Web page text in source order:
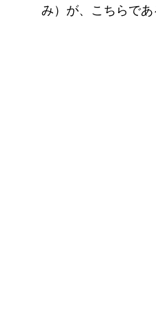
み）が、こちらで